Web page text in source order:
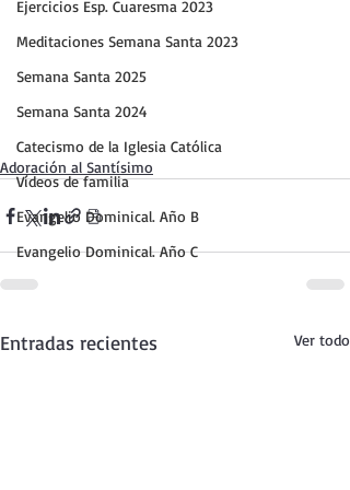
Ejercicios Esp. Cuaresma 2023
Meditaciones Semana Santa 2023
Semana Santa 2025
Semana Santa 2024
Catecismo de la Iglesia Católica
Vídeos de familia
Evangelio Dominical. Año B
Evangelio Dominical. Año C
Adoración al Santísimo
Entradas recientes Ver todo